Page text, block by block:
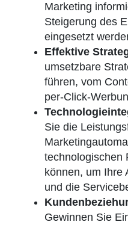
Marketing
Steigerung des
eingesetzt
Effektive
umsetzbare
führen, vom
per-Click-
Sie die
technologischen
können, um Ihre
und die
Gewinnen Sie